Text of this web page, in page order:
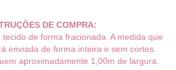
DE COMPRA:
de forma fracionada. A medida que
enviada de forma inteira e sem cortes.
aproximadamente 1,00m de largura.